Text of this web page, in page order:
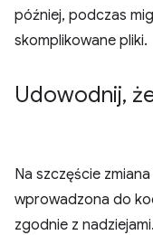
później, podczas
skomplikowane pliki.
Udowodnij,
Na szczęście zmiana
wprowadzona do
zgodnie z